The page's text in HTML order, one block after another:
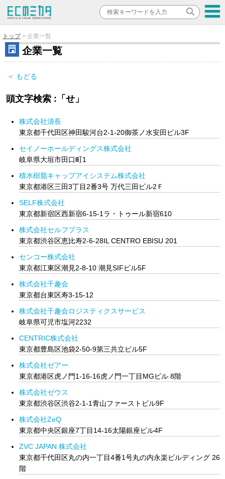
トップ 企業一覧
企業一覧
＜ もどる
頭文字検索 :「せ」
株式会社清長
東京都千代田区神田駿河台2-1-20御茶ノ水安田ビル3F
セイノーホールディングス株式会社
岐阜県大垣市田口町1
積水樹脂キャップアイシステム株式会社
東京都港区三田3丁目2番3号 万代三田ビル2Ｆ
SELF株式会社
東京都新宿区西新宿6-15-1ラ・トゥール新宿610
株式会社セルフプラス
東京都渋谷区恵比寿2-6-28IL CENTRO EBISU 201
センコー株式会社
東京都江東区潮見2-8-10 潮見SIFビル5F
株式会社千趣会
東京都台東区寿3-15-12
株式会社千趣会ロジスティクスサービス
岐阜県可児市塩河2232
CENTRIC株式会社
東京都豊島区池袋2-50-9第三共立ビル5F
株式会社ゼアー
東京都港区虎ノ門1-16-16虎ノ門一丁目MGビル 8階
株式会社ゼウス
東京都渋谷区渋谷2-1-1青山ファーストビル9F
株式会社ZeQ
東京都中央区銀座7丁目14-16太陽銀座ビル4F
ZVC JAPAN 株式会社
東京都千代田区丸の内一丁目4番1号丸の内永楽ビルディング 26
階